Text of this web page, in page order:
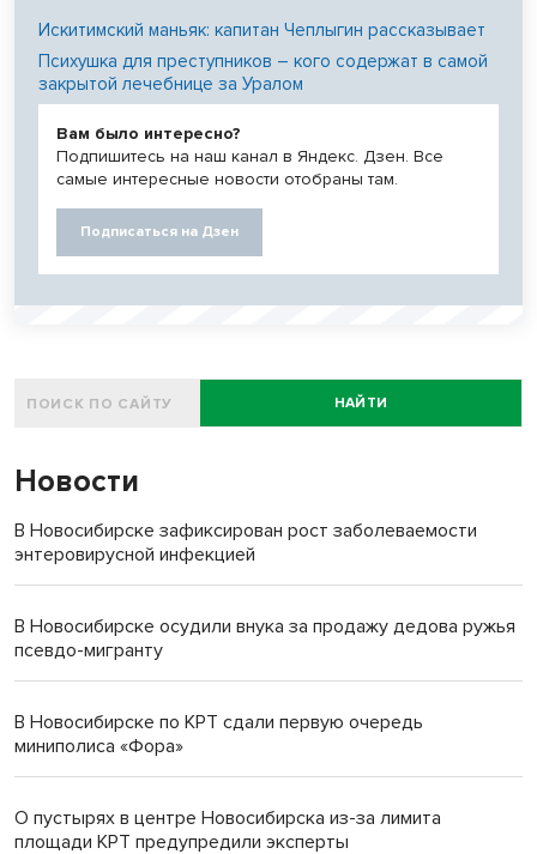
Искитимский маньяк: капитан Чеплыгин рассказывает
Психушка для преступников – кого содержат в самой
закрытой лечебнице за Уралом
Вам было интересно?
Подпишитесь на наш канал в Яндекс. Дзен. Все
самые интересные новости отобраны там.
Подписаться на Дзен
НАЙТИ
Новости
В Новосибирске зафиксирован рост заболеваемости
энтеровирусной инфекцией
В Новосибирске осудили внука за продажу дедова ружья
псевдо-мигранту
В Новосибирске по КРТ сдали первую очередь
миниполиса «Фора»
О пустырях в центре Новосибирска из-за лимита
площади КРТ предупредили эксперты